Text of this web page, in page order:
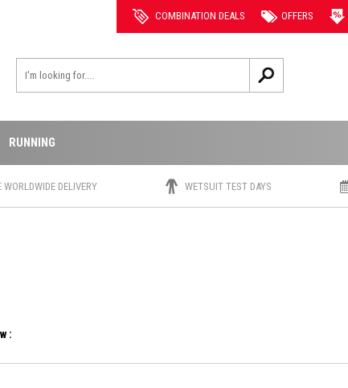
:
COMBINATION DEALS OFFERS
RUNNING
WORLDWIDE DELIVERY WETSUIT TEST DAYS